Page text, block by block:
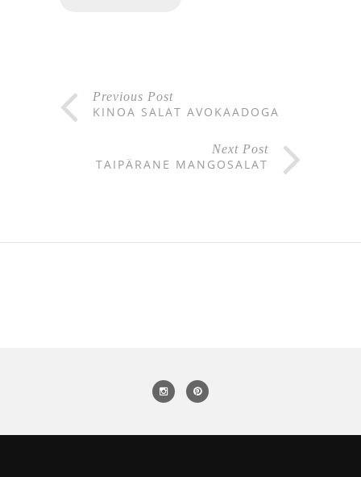
Previous Post
KINOA SALAT AVOKAADOGA
Next Post
TAIPÄRANE MANGOSALAT